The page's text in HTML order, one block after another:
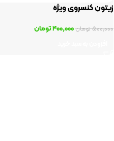
زیتون کنسروی ویژه
۵۰۰,۰۰۰تومان۴۰۰,۰۰۰تومان